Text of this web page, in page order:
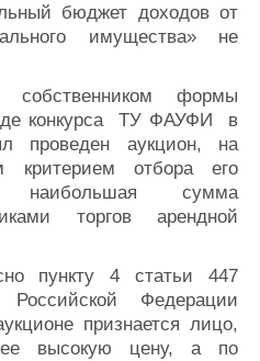
бюджет доходов от
имущества» не
собственником формы
конкурса ТУ ФАУФИ в
проведен аукцион, на
критерием отбора его
наибольшая сумма
торгов арендной
пункту 4 статьи 447
Российской Федерации
признается лицо,
высокую цену, а по